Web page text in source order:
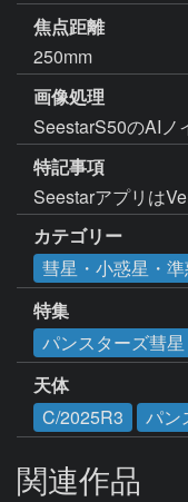
焦点距離
250mm
画像処理
SeestarS50のAIノ
特記事項
Seestarアプリは
カテゴリー
彗星・小惑星・準
特集
パンスターズ彗星
天体
C/2025R3
パン
関連作品